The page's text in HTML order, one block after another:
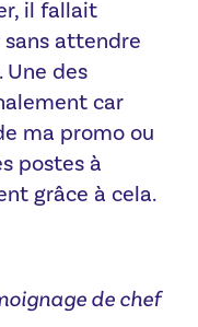
il fallait
attendre
Une des
car
ma promo ou
postes à
grâce à cela.
de chef